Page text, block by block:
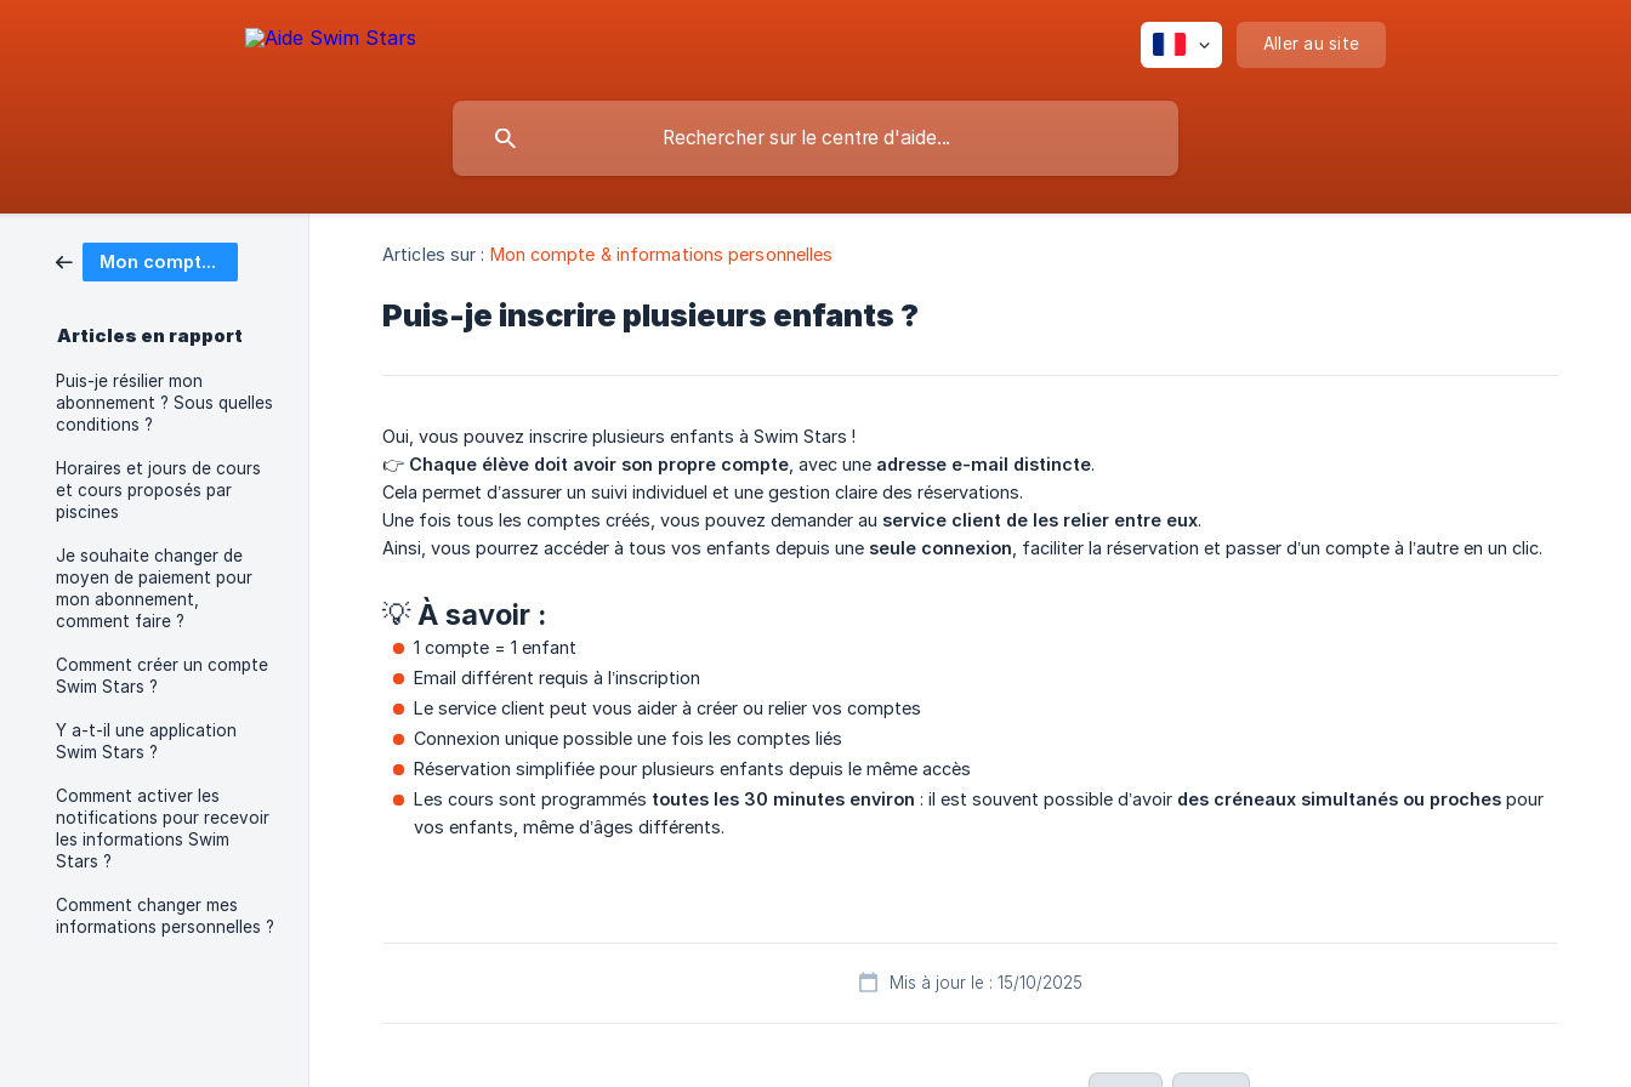
Aller au site
Mon compte & informations personnelles
Articles en rapport
Puis-je résilier mon
abonnement ? Sous quelles
conditions ?
Horaires et jours de cours
et cours proposés par
piscines
Je souhaite changer de
moyen de paiement pour
mon abonnement,
comment faire ?
Comment créer un compte
Swim Stars ?
Y a-t-il une application
Swim Stars ?
Comment activer les
notifications pour recevoir
les informations Swim
Stars ?
Comment changer mes
informations personnelles ?
Articles sur : Mon compte & informations personnelles
Puis-je inscrire plusieurs enfants ?
Oui, vous pouvez inscrire plusieurs enfants à Swim Stars !
👉 Chaque élève doit avoir son propre compte , avec une adresse e-mail distincte.
Cela permet d’assurer un suivi individuel et une gestion claire des réservations.
Une fois tous les comptes créés, vous pouvez demander au service client de les relier entre eux.
Ainsi, vous pourrez accéder à tous vos enfants depuis une seule connexion , faciliter la réservation et passer d’un compte à l’autre en un clic.
💡 À savoir :
1 compte = 1 enfant
Email différent requis à l’inscription
Le service client peut vous aider à créer ou relier vos comptes
Connexion unique possible une fois les comptes liés
Réservation simplifiée pour plusieurs enfants depuis le même accès
Les cours sont programmés toutes les 30 minutes environ : il est souvent possible d’avoir des créneaux simultanés ou proches pour
vos enfants, même d’âges différents.
Mis à jour le : 15/10/2025